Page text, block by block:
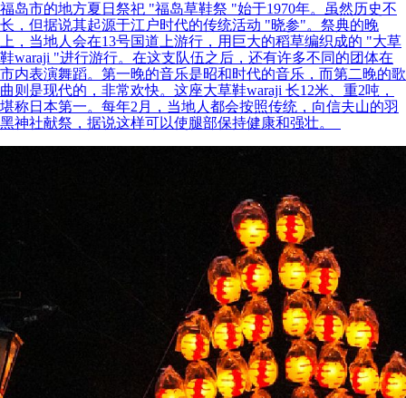
福岛市的地方夏日祭祀 "福岛草鞋祭 "始于1970年。虽然历史不
长，但据说其起源于江户时代的传统活动 "晓参"。祭典的晚
上，当地人会在13号国道上游行，用巨大的稻草编织成的 "大草
鞋waraji "进行游行。在这支队伍之后，还有许多不同的团体在
市内表演舞蹈。第一晚的音乐是昭和时代的音乐，而第二晚的歌
曲则是现代的，非常欢快。这座大草鞋waraji 长12米、重2吨，
堪称日本第一。每年2月，当地人都会按照传统，向信夫山的羽
黑神社献祭，据说这样可以使腿部保持健康和强壮。